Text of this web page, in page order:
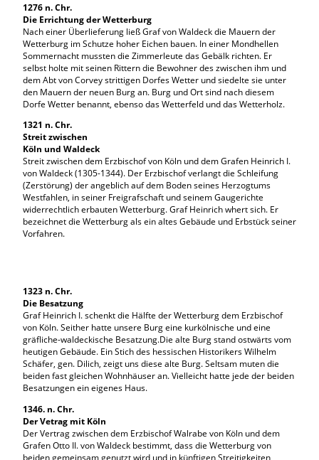
1276 n. Chr.
Die Errichtung der Wetterburg
Nach einer Überlieferung ließ Graf von Waldeck die Mauern der
Wetterburg im Schutze hoher Eichen bauen. In einer Mondhellen
Sommernacht mussten die Zimmerleute das Gebälk richten. Er
selbst holte mit seinen Rittern die Bewohner des zwischen ihm und
dem Abt von Corvey strittigen Dorfes Wetter und siedelte sie unter
den Mauern der neuen Burg an. Burg und Ort sind nach diesem
Dorfe Wetter benannt, ebenso das Wetterfeld und das Wetterholz.
1321 n. Chr.
Streit zwischen
Köln und Waldeck
Streit zwischen dem Erzbischof von Köln und dem Grafen Heinrich I.
von Waldeck (1305-1344). Der Erzbischof verlangt die Schleifung
(Zerstörung) der angeblich auf dem Boden seines Herzogtums
Westfahlen, in seiner Freigrafschaft und seinem Gaugerichte
widerrechtlich erbauten Wetterburg. Graf Heinrich whert sich. Er
bezeichnet die Wetterburg als ein altes Gebäude und Erbstück seiner
Vorfahren.
1323 n. Chr.
Die Besatzung
Graf Heinrich I. schenkt die Hälfte der Wetterburg dem Erzbischof
von Köln. Seither hatte unsere Burg eine kurkölnische und eine
gräfliche-waldeckische Besatzung.Die alte Burg stand ostwärts vom
heutigen Gebäude. Ein Stich des hessischen Historikers Wilhelm
Schäfer, gen. Dilich, zeigt uns diese alte Burg. Seltsam muten die
beiden fast gleichen Wohnhäuser an. Vielleicht hatte jede der beiden
Besatzungen ein eigenes Haus.
1346. n. Chr.
Der Vetrag mit Köln
Der Vertrag zwischen dem Erzbischof Walrabe von Köln und dem
Grafen Otto II. von Waldeck bestimmt, dass die Wetterburg von
beiden gemeinsam genutzt wird und in künftigen Streitigkeiten